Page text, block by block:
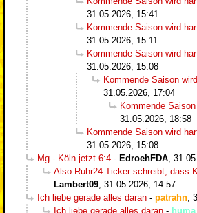
31.05.2026, 15:41
Kommende Saison wird
31.05.2026, 15:11
Kommende Saison wird
31.05.2026, 15:08
Kommende Saison
31.05.2026, 17:04
Kommende
31.05.2026, 18:58
Kommende Saison wird
31.05.2026, 15:08
Mg - Köln jetzt 6:4 - EdroehFDA
Also Ruhr24 Ticker schreibt, dass
Lambert09 31.05.2026, 14:57
Ich liebe gerade alles daran - patrahn
Ich liebe gerade alles daran - huma